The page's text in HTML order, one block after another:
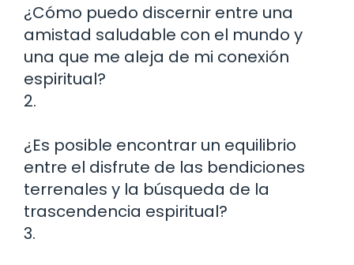
¿Cómo puedo discernir entre una
amistad saludable con el mundo y
una que me aleja de mi conexión
espiritual?
2.
¿Es posible encontrar un equilibrio
entre el disfrute de las bendiciones
terrenales y la búsqueda de la
trascendencia espiritual?
3.